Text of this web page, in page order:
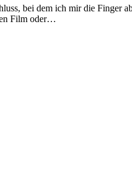
bei dem ich mir die Finger
Film oder…